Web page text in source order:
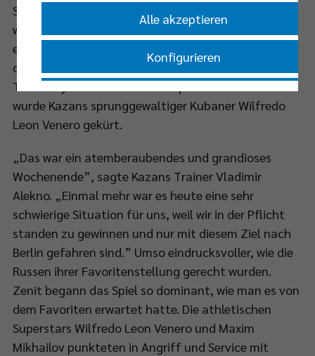
Schmeling-Halle. Für die Ausrichtung des Finals Four
wurden die Volleys mit einem Sonderpreis des
europäischen Verbandes CEV geehrt. Fairster Spieler
des Final Four Turniers wurde Volleys Kapitän Scott
Touzinsky. Zum wertvollsten Spieler des Final Four
wurde Kazans sprunggewaltiger Kubaner Wilfredo
Leon Venero gekürt.
„Das war ein atemberaubendes und grandioses
Wochenende”, sagte Kazans Trainer Vladimir
Alekno. „Einmal mehr war es heute eine sehr
schwierige Situation für uns, weil wir in der Pflicht
standen zu gewinnen und nur mit diesem Ziel nach
Berlin gefahren sind.” Umso eindrucksvoller, wie die
Russen ihrer Favoritenstellung gerecht wurden.
Zenit begann das Spiel so dominant, wie man es von
dem Favoriten erwartet hatte. Die athletischen
Superstars Wilfredo Leon Venero und Maxim
Mikhailov punkteten in Angriff und Service mit
Alle akzeptieren
Konfigurieren
Nur essenzielle Cookies akzeptieren